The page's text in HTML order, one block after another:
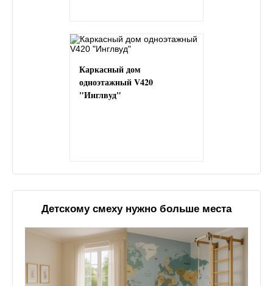
Каркасный дом
одноэтажный V420
"Инглвуд"
Детскому смеху нужно больше места